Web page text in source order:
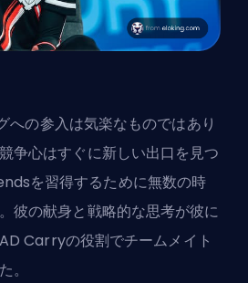
への参入は気楽なものではあり
争心はすぐに新しい出口を見つ
を習得するために無数の時
彼の献身と戦略的な思考が彼に
AD Carryの役割でチームメイト
。